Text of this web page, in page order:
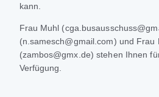
kann.
Frau Muhl
(n.samesch@gmail.com) und Frau
(zambos@gmx.de) stehen Ihnen
Verfügung.